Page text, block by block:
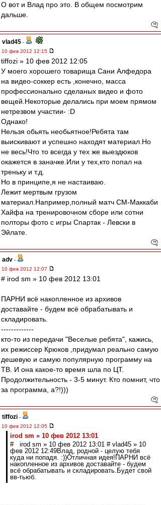
О вот и Влад про это. В общем посмотрим
дальше.
vlad45 -
10 фев 2012 12:15
tiffozi » 10 фев 2012 12:05
У моего хорошего товарища Сани Алфедора
на видео-соккер есть ,конечно, масса
профессионально сделаных видео и фото
вещей.Некоторые делались при моем прямом
нетрезвом участии- :D
Однако!
Нельзя обьять необьятное!Ребята там
выискивают и успешно находят материал.Но
не весь!Что то всегда у тех же выездюков
окажется в заначке.Или у тех,кто попал на
треньку и т.д.
Но в принципе,я не настаиваю.
Лежит мертвым грузом
материал.Например,полный матч СМ-Маккаби
Хайфа на тренировочном сборе или сотни
полторы фото с игры Спартак - Левски в
Эйлате.
adv -
10 фев 2012 12:07
# irod sm » 10 фев 2012 13:01
ПАРНИ всё накопленное из архивов
доставайте - будем всё обрабатывать и
складировать.
-------------
кто-то из передачи "Веселые ребята", кажись,
их режиссер Крюков ,придумал реально самую
дешевую и самую популярную программу на
ТВ. И она какое-то время шла по ЦТ.
Продолжительность - 3-5 минут. Кто помнит, что
за программа, а?!)))
tiffozi -
10 фев 2012 12:05
irod sm » 10 фев 2012 13:01
# irod sm » 10 фев 2012 13:01 # vlad45 » 10
фев 2012 12:49Влад, родной - целую тебя
куда ни попадя. :))Отличная идея!ПАРНИ всё
накопленное из архивов доставайте - будем
всё обрабатывать и складировать.Будет свой
вв-тьюб.